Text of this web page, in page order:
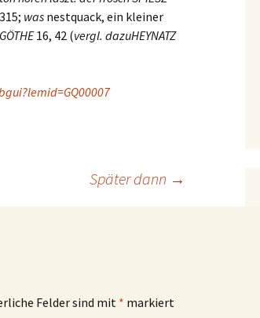
was nestquack, ein kleiner
GÖTHE16, 42 (vergl. dazuHEYNATZ
Später dann →
Felder sind mit * markiert